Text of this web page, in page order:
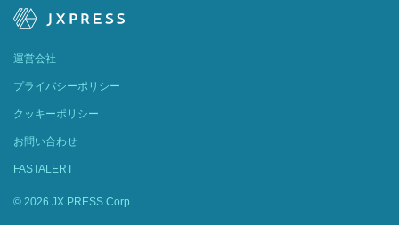
運営会社
プライバシーポリシー
クッキーポリシー
お問い合わせ
FASTALERT
© 2026 JX PRESS Corp.